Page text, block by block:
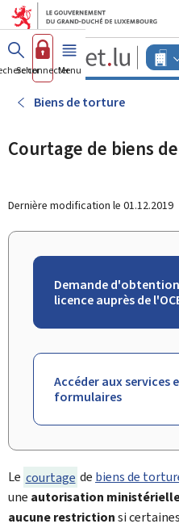
Aller au
Aller au
Se connecterMenu principal
Biens de torture
Courtage de biens
Dernière modification le 01.12.2019
Demande
licence auprès de
Accéder aux services
formulaires
Le courtage de biens de
une autorisation
aucune restrictionsi